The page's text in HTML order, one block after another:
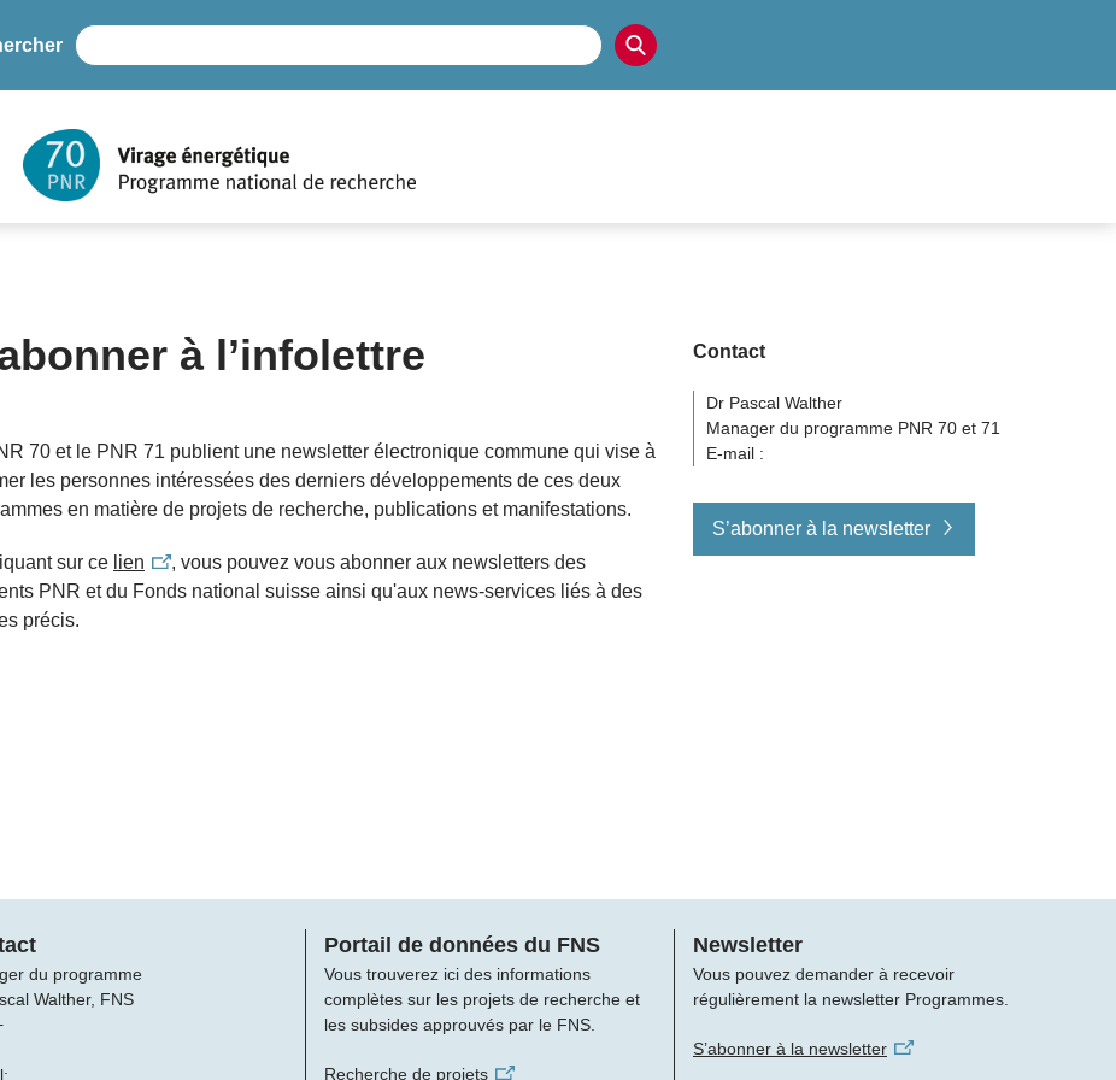
à l’infolettre
70 et le PNR 71 publient une newsletter électronique commune qui vise à
les personnes intéressées des derniers développements de ces deux
en matière de projets de recherche, publications et manifestations.
sur ce lien
, vous pouvez vous abonner aux newsletters des
PNR et du Fonds national suisse ainsi qu'aux news-services liés à des
précis.
Contact
Dr Pascal Walther
Manager du programme PNR 70 et 71
E-mail :
S’abonner à la newsletter
du programme
Walther, FNS
Portail de données du FNS
Vous trouverez ici des informations
complètes sur les projets de recherche et
les subsides approuvés par le FNS.
Recherche de projets
Newsletter
Vous pouvez demander à recevoir
régulièrement la newsletter Programmes.
S’abonner à la newsletter